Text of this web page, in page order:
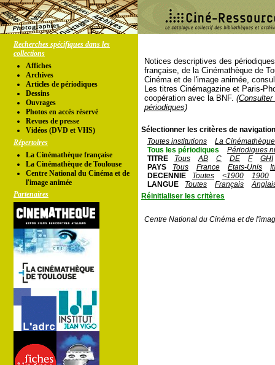
Recherches spécifiques dans les
collections
Affiches
Archives
Articles de périodiques
Dessins
Ouvrages
Photos en accés réservé
Revues de presse
Vidéos (DVD et VHS)
Répertoires
La Cinémathèque française
La Cinémathèque de Toulouse
Centre National du Cinéma et de
l'image animée
Partenaires
Notices descriptives des
française, de la Cinémathèque de
Cinéma et de l'image animée,
Les titres Cinémagazine et Paris-
coopération avec la BNF.
périodiques)
Sélectionner les critères de
Toutes institutions
La
Tous les périodiques
Périodiques
TITRE
Tous AB C DE F
GHI
PAYS
Tous France Etats-Unis
DECENNIE
Toutes <1900
1900
LANGUE
Toutes Français
Réinitialiser les critères
Centre National du Cinéma et de